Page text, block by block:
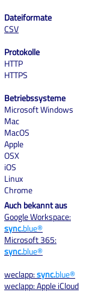
Dateiformate
CSV
Protokolle
HTTP
HTTPS
Betriebssysteme
Microsoft Windows
Mac
MacOS
Apple
OSX
iOS
Linux
Chrome
Auch bekannt aus
Google Workspace:
sync.blue®
Microsoft 365:
sync.blue®
weclapp:sync.blue®
weclapp: Apple iCloud